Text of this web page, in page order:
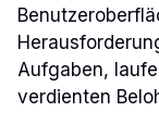
Aufgaben,
verdienten